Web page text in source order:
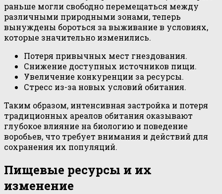
раньше могли свободно перемещаться между
различными природными зонами, теперь
вынуждены бороться за выживание в условиях,
которые значительно изменились.
Потеря привычных мест гнездования.
Снижение доступных источников пищи.
Увеличение конкуренции за ресурсы.
Стресс из-за новых условий обитания.
Таким образом, интенсивная застройка и потеря
традиционных ареалов обитания оказывают
глубокое влияние на биологию и поведение
воробьев, что требует внимания и действий для
сохранения их популяций.
Пищевые ресурсы и их
изменение